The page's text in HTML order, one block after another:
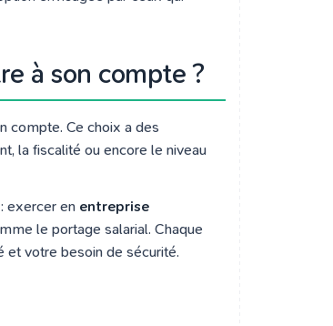
à son compte ?
compte. Ce choix a des
la fiscalité ou encore le niveau
exercer en entreprise
le portage salarial. Chaque
et votre besoin de sécurité.